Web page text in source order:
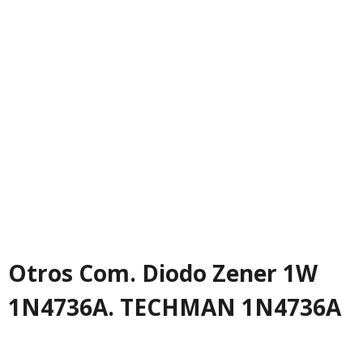
Otros Com. Diodo Zener 1W
1N4736A. TECHMAN 1N4736A